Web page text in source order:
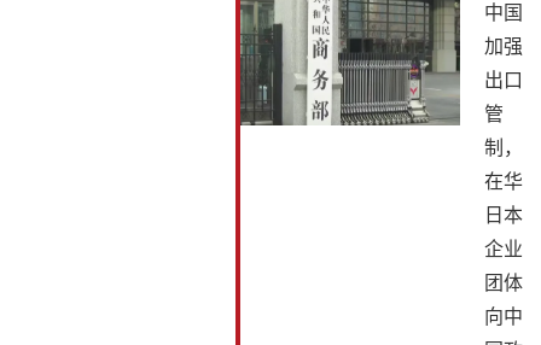
中国
加强
出口
管
制，
在华
日本
企业
团体
向中